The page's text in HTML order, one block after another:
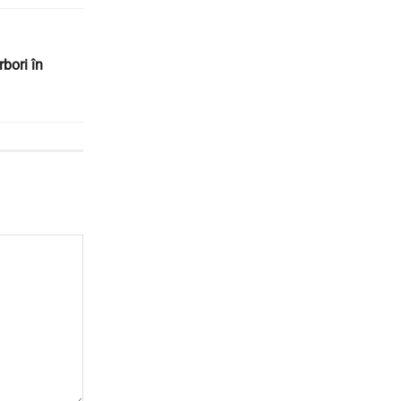
în